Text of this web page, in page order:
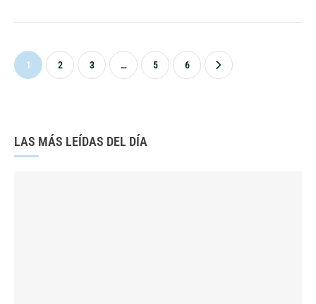
1 2 3 … 5 6
LAS MÁS LEÍDAS DEL DÍA